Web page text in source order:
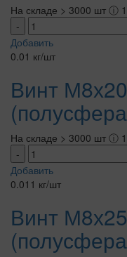
На складе > 3000 шт ⓘ
-
Добавить
0.01 кг/шт
Винт
На складе > 3000 шт ⓘ
-
Добавить
0.011 кг/шт
Винт